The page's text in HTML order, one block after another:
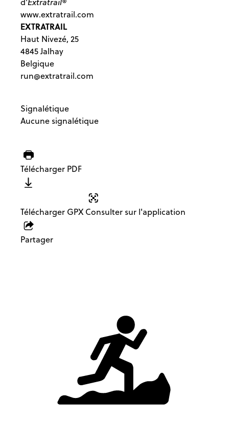
www.extratrail.com
EXTRATRAIL
Haut Nivezé, 25
4845 Jalhay
Belgique
run@extratrail.com
Signalétique
Aucune signalétique
Télécharger PDF
Télécharger GPX Consulter sur l'application
Partager